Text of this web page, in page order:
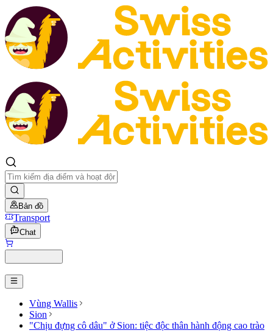
Bản đồ
Transport
Chat
Vùng Wallis
Sion
"Chịu đựng cô dâu" ở Sion: tiệc độc thân hành động cao trào